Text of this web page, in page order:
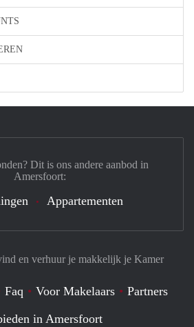
en verhuur je makkelijk je Kamer
Faq Voor Makelaars
Partners
in Amersfoort
Dit is ons andere aanbod in
Amersfoort:
Appartementen